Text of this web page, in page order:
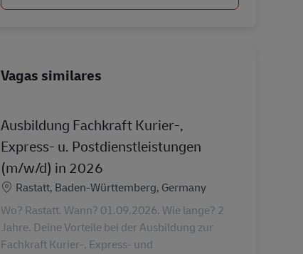
Vagas similares
Ausbildung Fachkraft Kurier-,
Express- u. Postdienstleistungen
(m/w/d) in 2026
Localização
Rastatt, Baden-Württemberg, Germany
Wo? Rastatt. Wann? 01.09.2026. Wie lange? 2
Jahre. Deine Vorteile bei der Ausbildung zur
Fachkraft Kurier-, Express- und